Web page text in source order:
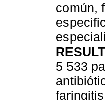
común,
5 533